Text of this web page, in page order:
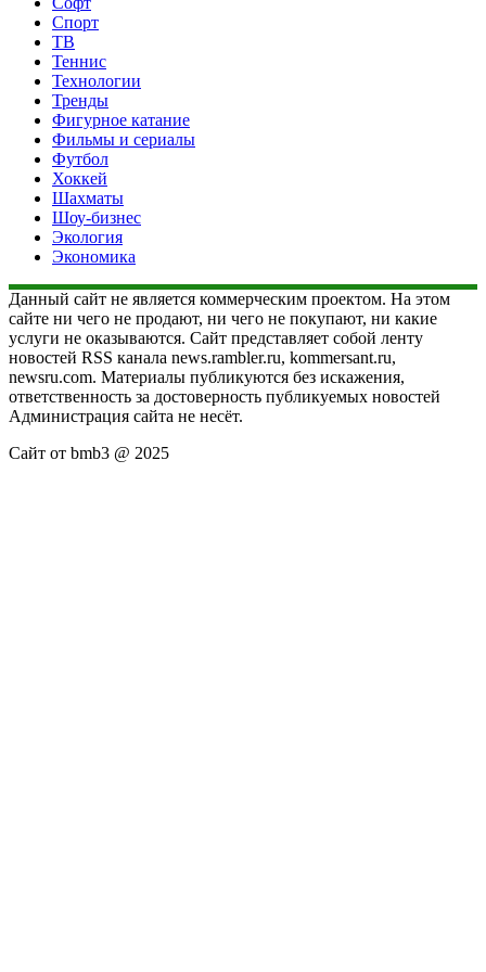
Спорт
ТВ
Теннис
Технологии
Тренды
Фигурное катание
Фильмы и сериалы
Футбол
Хоккей
Шахматы
Шоу-бизнес
Экология
Экономика
Данный сайт не является коммерческим проектом. На этом
сайте ни чего не продают, ни чего не покупают, ни какие
услуги не оказываются. Сайт представляет собой ленту
новостей RSS канала news.rambler.ru, kommersant.ru,
newsru.com. Материалы публикуются без искажения,
ответственность за достоверность публикуемых новостей
Администрация сайта не несёт.
Сайт от bmb3 @ 2025